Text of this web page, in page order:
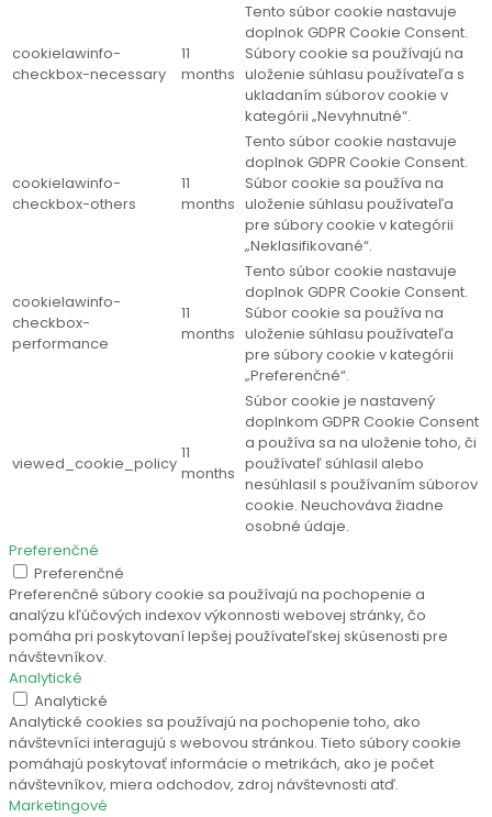
cookielawinfo-
checkbox-necessary
11
months
Tento súbor cookie nastavuje
doplnok GDPR Cookie Consent.
Súbory cookie sa používajú na
uloženie súhlasu používateľa s
ukladaním súborov cookie v
kategórii „Nevyhnutné“.
cookielawinfo-
checkbox-others
11
months
Tento súbor cookie nastavuje
doplnok GDPR Cookie Consent.
Súbor cookie sa používa na
uloženie súhlasu používateľa
pre súbory cookie v kategórii
„Neklasifikované“.
cookielawinfo-
checkbox-
performance
11
months
Tento súbor cookie nastavuje
doplnok GDPR Cookie Consent.
Súbor cookie sa používa na
uloženie súhlasu používateľa
pre súbory cookie v kategórii
„Preferenčné“.
viewed_cookie_policy
11
months
Súbor cookie je nastavený
doplnkom GDPR Cookie Consent
a používa sa na uloženie toho, či
používateľ súhlasil alebo
nesúhlasil s používaním súborov
cookie. Neuchováva žiadne
osobné údaje.
Preferenčné
Preferenčné
Preferenčné súbory cookie sa používajú na pochopenie a
analýzu kľúčových indexov výkonnosti webovej stránky, čo
pomáha pri poskytovaní lepšej používateľskej skúsenosti pre
návštevníkov.
Analytické
Analytické
Analytické cookies sa používajú na pochopenie toho, ako
návštevníci interagujú s webovou stránkou. Tieto súbory cookie
pomáhajú poskytovať informácie o metrikách, ako je počet
návštevníkov, miera odchodov, zdroj návštevnosti atď.
Marketingové